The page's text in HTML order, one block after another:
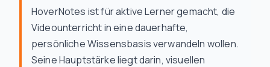
HoverNotes ist für aktive Lerner gemacht, die
Videounterricht in eine dauerhafte,
persönliche Wissensbasis verwandeln wollen.
Seine Hauptstärke liegt darin, visuellen